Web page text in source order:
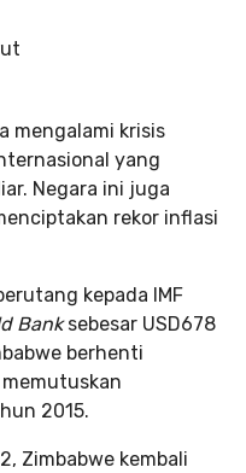
mengalami krisis
yang
Negara ini juga
rekor inflasi
kepada IMF
Banksebesar USD678
berhenti
2015.
Zimbabwe kembali